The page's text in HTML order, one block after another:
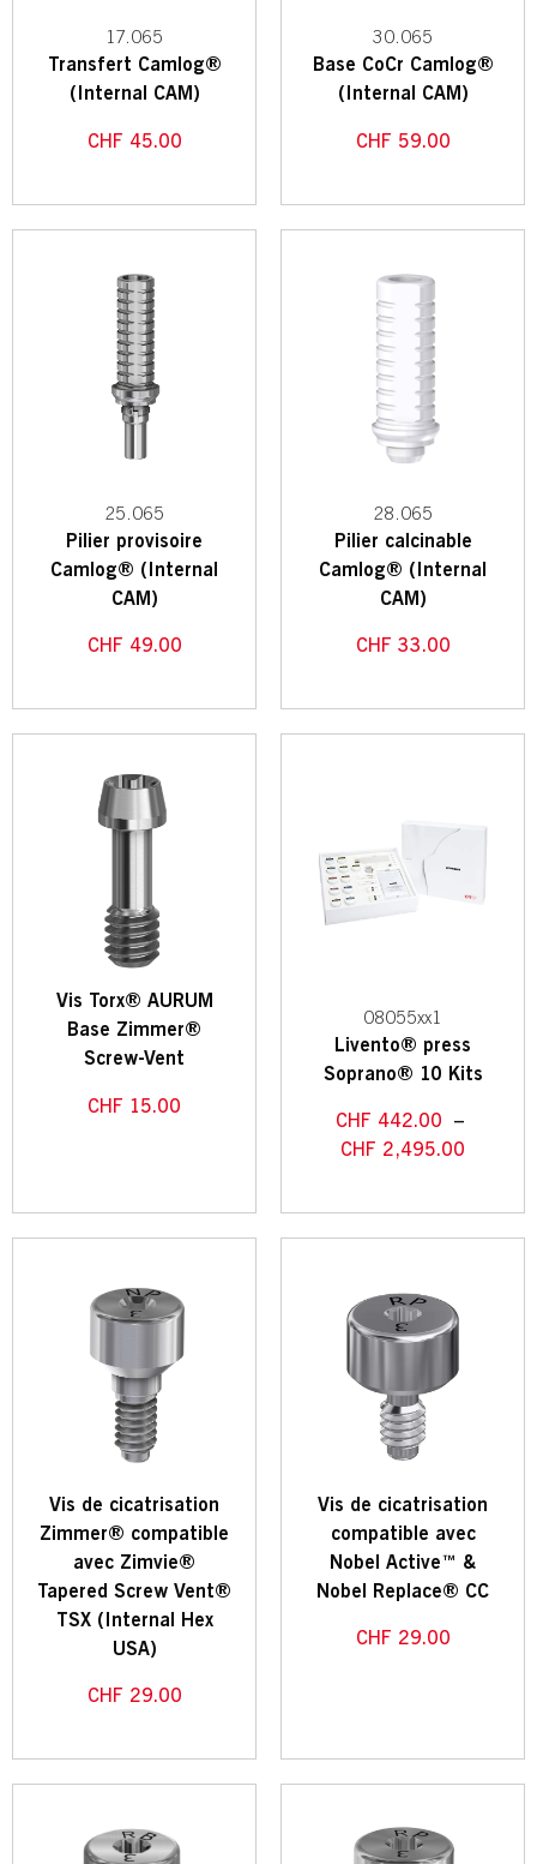
17.065
Transfert Camlog®
(Internal CAM)
CHF 45.00
30.065
Base CoCr Camlog®
(Internal CAM)
CHF 59.00
25.065
Pilier provisoire
Camlog® (Internal
CAM)
CHF 49.00
28.065
Pilier calcinable
Camlog® (Internal
CAM)
CHF 33.00
Vis Torx® AURUM
Base Zimmer®
Screw-Vent
CHF 15.00
08055xx1
Livento® press
Soprano® 10 Kits
CHF 442.00 –
CHF 2,495.00
Vis de cicatrisation
Zimmer® compatible
avec Zimvie®
Tapered Screw Vent®
TSX (Internal Hex
USA)
CHF 29.00
Vis de cicatrisation
compatible avec
Nobel Active™ &
Nobel Replace® CC
CHF 29.00